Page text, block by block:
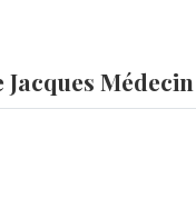
Médecin